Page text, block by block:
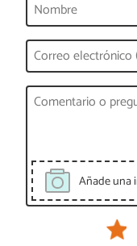
Añade una